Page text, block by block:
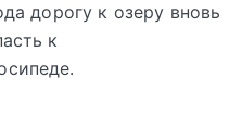
дорогу к озеру вновь
к